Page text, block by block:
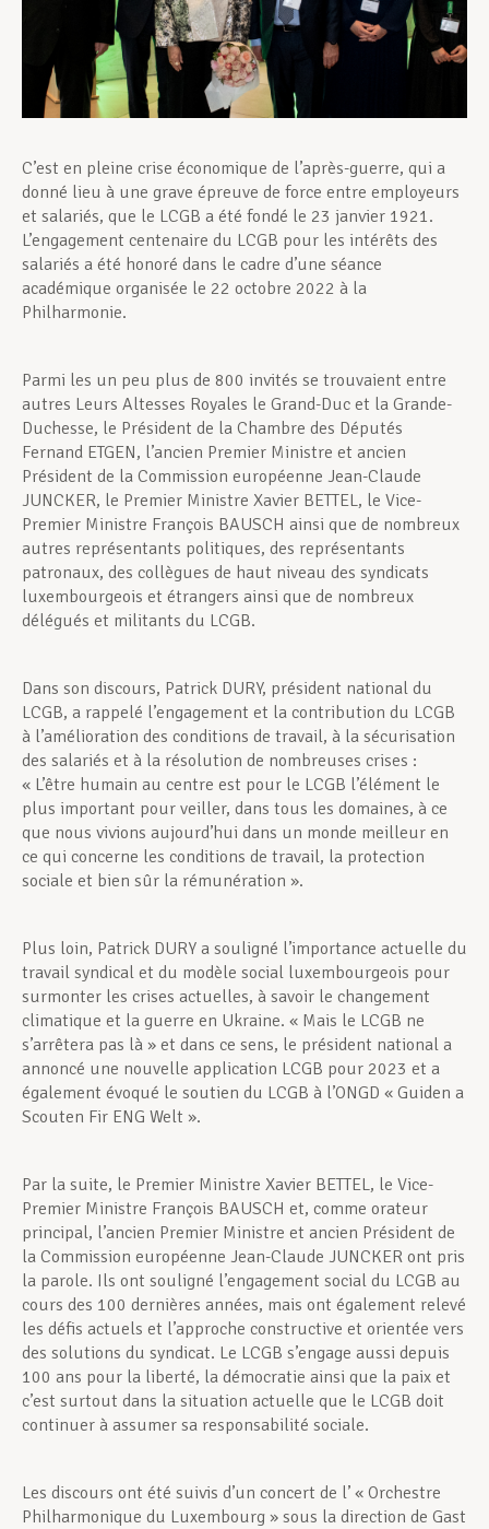
Actualités
C’est en pleine crise économique de l’après-guerre, qui a
donné lieu à une grave épreuve de force entre employeurs
et salariés, que le LCGB a été fondé le 23 janvier 1921.
L’engagement centenaire du LCGB pour les intérêts des
salariés a été honoré dans le cadre d’une séance
académique organisée le 22 octobre 2022 à la
Philharmonie.
Parmi les un peu plus de 800 invités se trouvaient entre
autres Leurs Altesses Royales le Grand-Duc et la Grande-
Duchesse, le Président de la Chambre des Députés
Fernand ETGEN, l’ancien Premier Ministre et ancien
Président de la Commission européenne Jean-Claude
JUNCKER, le Premier Ministre Xavier BETTEL, le Vice-
Premier Ministre François BAUSCH ainsi que de nombreux
autres représentants politiques, des représentants
patronaux, des collègues de haut niveau des syndicats
luxembourgeois et étrangers ainsi que de nombreux
délégués et militants du LCGB.
Dans son discours, Patrick DURY, président national du
LCGB, a rappelé l’engagement et la contribution du LCGB
à l’amélioration des conditions de travail, à la sécurisation
des salariés et à la résolution de nombreuses crises :
« L’être humain au centre est pour le LCGB l’élément le
plus important pour veiller, dans tous les domaines, à ce
que nous vivions aujourd’hui dans un monde meilleur en
ce qui concerne les conditions de travail, la protection
sociale et bien sûr la rémunération ».
Plus loin, Patrick DURY a souligné l’importance actuelle du
travail syndical et du modèle social luxembourgeois pour
surmonter les crises actuelles, à savoir le changement
climatique et la guerre en Ukraine. « Mais le LCGB ne
s’arrêtera pas là » et dans ce sens, le président national a
annoncé une nouvelle application LCGB pour 2023 et a
également évoqué le soutien du LCGB à l’ONGD « Guiden a
Scouten Fir ENG Welt ».
Par la suite, le Premier Ministre Xavier BETTEL, le Vice-
Premier Ministre François BAUSCH et, comme orateur
principal, l’ancien Premier Ministre et ancien Président de
la Commission européenne Jean-Claude JUNCKER ont pris
la parole. Ils ont souligné l’engagement social du LCGB au
cours des 100 dernières années, mais ont également relevé
les défis actuels et l’approche constructive et orientée vers
des solutions du syndicat. Le LCGB s’engage aussi depuis
100 ans pour la liberté, la démocratie ainsi que la paix et
c’est surtout dans la situation actuelle que le LCGB doit
continuer à assumer sa responsabilité sociale.
Les discours ont été suivis d’un concert de l’ « Orchestre
Philharmonique du Luxembourg » sous la direction de Gast